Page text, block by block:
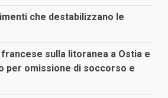
che destabilizzano le
sulla litoranea a Ostia e
per omissione di soccorso e